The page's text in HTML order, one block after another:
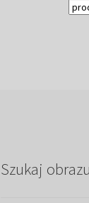
Szukaj obrazu